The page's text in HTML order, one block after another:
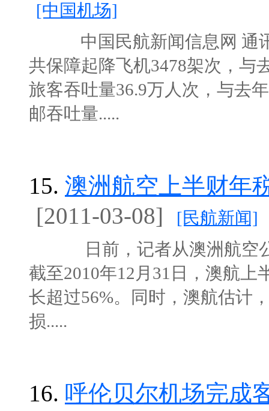
[中国机场]
中国民航新闻信息网 通讯
共保障起降飞机3478架次，与
旅客吞吐量36.9万人次，与去
邮吞吐量.....
15. 澳洲航空上半财年
[2011-03-08]
[民航新闻]
日前，记者从澳洲航空公
截至2010年12月31日，澳航上
长超过56%。同时，澳航估计
损.....
16. 呼伦贝尔机场完成